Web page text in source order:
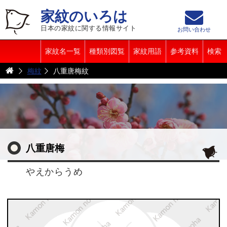
家紋のいろは
日本の家紋に関する情報サイト
家紋名一覧 種類別図覧 家紋用語 参考資料 検索
お問い合わせ
梅紋 八重唐梅紋
八重唐梅
やえからうめ